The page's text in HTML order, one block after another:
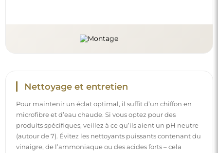
Nettoyage et entretien
Pour maintenir un éclat optimal, il suffit d’un chiffon en
microfibre et d’eau chaude. Si vous optez pour des
produits spécifiques, veillez à ce qu’ils aient un pH neutre
(autour de 7). Évitez les nettoyants puissants contenant du
vinaigre, de l’ammoniaque ou des acides forts – cela